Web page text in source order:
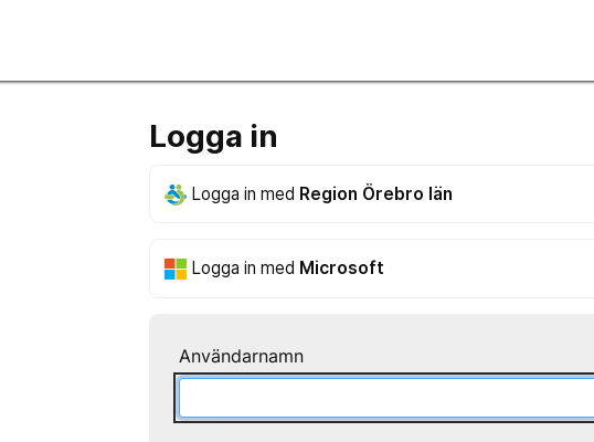
Logga in
Logga in med Region Örebro län
Logga in med Microsoft
Användarnamn